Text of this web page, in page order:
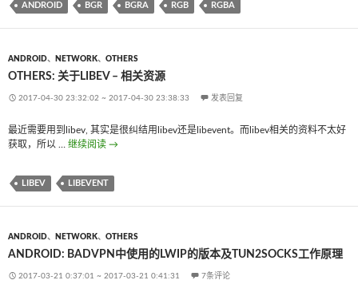
ANDROID BGR BGRA RGB RGBA
ANDROID、 NETWORK、 OTHERS
OTHERS: 关于LIBEV – 相关资源
2017-04-30 23:32:02 ~ 2017-04-30 23:38:33 发表回复
最近需要用到libev, 其实是很纠结用libev还是libevent。而libev相关的资料不太好
获取，所以 … 继续阅读 Others: 关于libev – 相关资源
→
LIBEV LIBEVENT
ANDROID、 NETWORK、 OTHERS
ANDROID: BADVPN中使用的LWIP的版本及TUN2SOCKS工作原理
2017-03-21 0:37:01 ~ 2017-03-21 0:41:31 7条评论